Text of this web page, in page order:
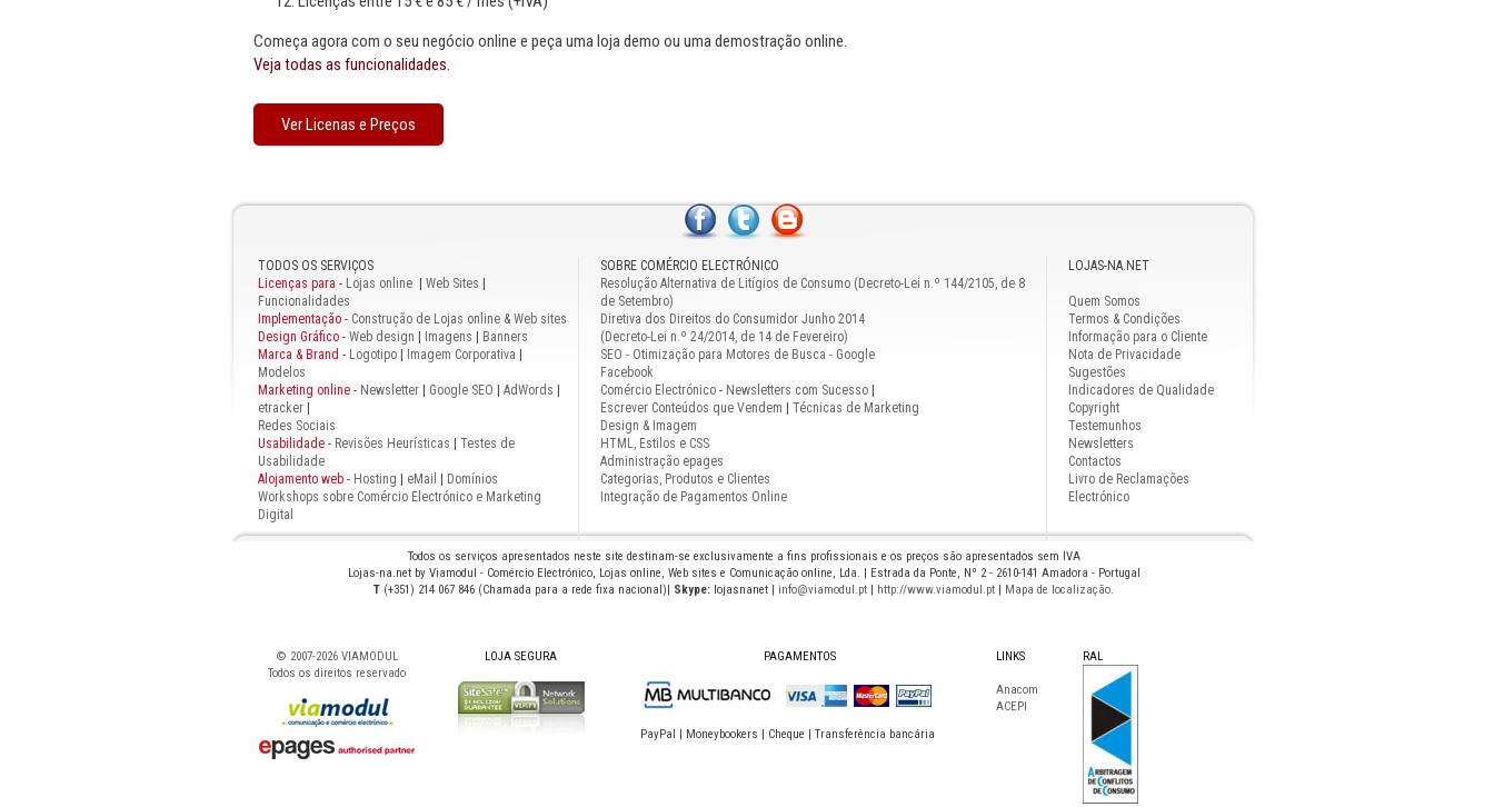
Começa agora com o seu negócio online e peça uma loja demo ou uma demostração online.
Veja todas as funcionalidades.
Ver Licenas e Preços
TODOS OS SERVIÇOS
Licenças para - Lojas online Web Sites
Funcionalidades
Implementação - Construção de Lojas online & Web sites
Design Gráfico - Web design Imagens
Banners
Marca & Brand - Logotipo Imagem Corporativa
Modelos
Marketing online - Newsletter Google SEO AdWords
etracker
Redes Sociais
Usabilidade - Revisões Heurísticas
Testes de
Usabilidade
Alojamento web - Hosting eMail
Domínios
Workshops sobre Comércio Electrónico e Marketing
Digital
SOBRE COMÉRCIO ELECTRÓNICO
Resolução Alternativa de Litígios de Consumo (Decreto-Lei n.º 144/2105, de 8
de Setembro)
Diretiva dos Direitos do Consumidor Junho 2014
(Decreto-Lei n.º 24/2014, de 14 de Fevereiro)
SEO - Otimização para Motores de Busca - Google
Facebook
Comércio Electrónico - Newsletters com Sucesso
Escrever Conteúdos que Vendem
Técnicas de Marketing
Design & Imagem
HTML, Estilos e CSS
Administração epages
Categorias, Produtos e Clientes
Integração de Pagamentos Online
LOJAS-NA.NET
Quem Somos
Termos & Condições
Informação para o Cliente
Nota de Privacidade
Sugestões
Indicadores de Qualidade
Copyright
Testemunhos
Newsletters
Contactos
Livro de Reclamações
Electrónico
Todos os serviços apresentados neste site destinam-se exclusivamente a fins profissionais e os preços são apresentados sem IVA
Lojas-na.net by Viamodul - Comércio Electrónico, Lojas online, Web sites e Comunicação online, Lda. | Estrada da Ponte, Nº 2 - 2610-141 Amadora - Portugal
T (+351) 214 067 846 (Chamada para a rede fixa nacional)| Skype: lojasnanet | info@viamodul.pt http://www.viamodul.pt Mapa de localização.
© 2007-2026 VIAMODUL
Todos os direitos reservado
LOJA SEGURA PAGAMENTOS
PayPal | Moneybookers | Cheque | Transferência bancária
LINKS
Anacom
ACEPI
RAL